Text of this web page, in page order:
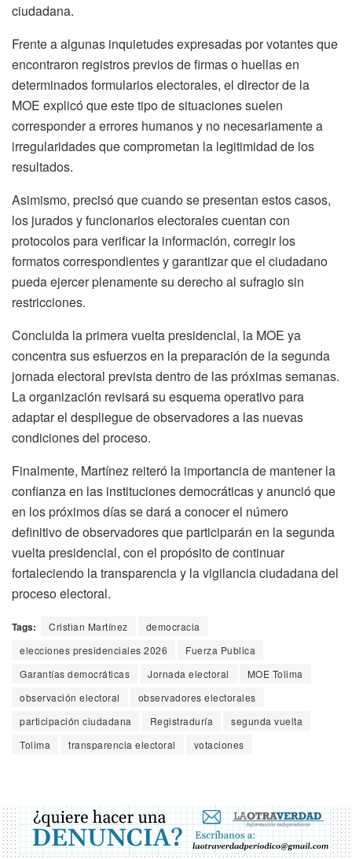
ciudadana.
Frente a algunas inquietudes expresadas por votantes que
encontraron registros previos de firmas o huellas en
determinados formularios electorales, el director de la
MOE explicó que este tipo de situaciones suelen
corresponder a errores humanos y no necesariamente a
irregularidades que comprometan la legitimidad de los
resultados.
Asimismo, precisó que cuando se presentan estos casos,
los jurados y funcionarios electorales cuentan con
protocolos para verificar la información, corregir los
formatos correspondientes y garantizar que el ciudadano
pueda ejercer plenamente su derecho al sufragio sin
restricciones.
Concluida la primera vuelta presidencial, la MOE ya
concentra sus esfuerzos en la preparación de la segunda
jornada electoral prevista dentro de las próximas semanas.
La organización revisará su esquema operativo para
adaptar el despliegue de observadores a las nuevas
condiciones del proceso.
Finalmente, Martínez reiteró la importancia de mantener la
confianza en las instituciones democráticas y anunció que
en los próximos días se dará a conocer el número
definitivo de observadores que participarán en la segunda
vuelta presidencial, con el propósito de continuar
fortaleciendo la transparencia y la vigilancia ciudadana del
proceso electoral.
Tags: Cristian Martínez
democracia
elecciones presidenciales 2026
Fuerza Publica
Garantías democráticas
Jornada electoral
MOE Tolima
observación electoral
observadores electorales
participación ciudadana
Registraduría
segunda vuelta
Tolima
transparencia electoral votaciones